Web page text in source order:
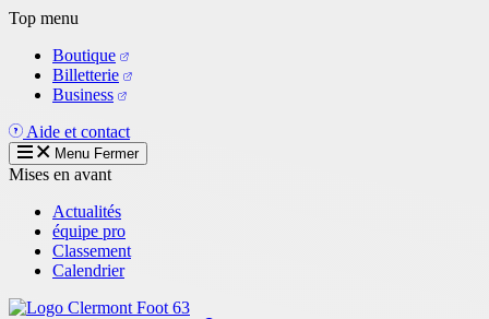
Aller
contenu
principal
Top menu
Boutique
Billetterie
Business
Aide et contact
Menu Fermer
Mises en avant
Actualités
équipe pro
Classement
Calendrier